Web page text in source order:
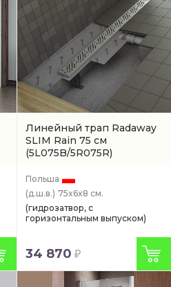
Линейный трап Radaway
SLIM Rain 75 см
(5L075B/5R075R)
Польша
(д.ш.в.) 75x6x8 см.
(гидрозатвор, с
горизонтальным выпуском)
34 870